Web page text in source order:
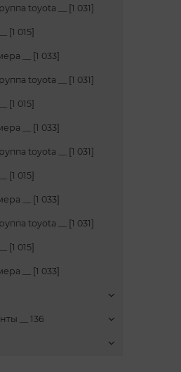
toyota __ [1 031]
[1 015]
__ [1 033]
toyota __ [1 031]
[1 015]
__ [1 033]
toyota __ [1 031]
[1 015]
__ [1 033]
toyota __ [1 031]
[1 015]
__ [1 033]
__ 136